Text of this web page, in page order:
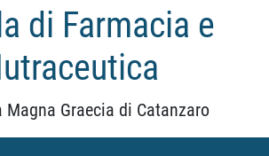
di Farmacia e
Magna Graecia di Catanzaro